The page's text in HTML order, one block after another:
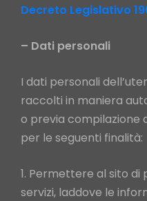
Decreto Legislativo
– Dati personali
I dati personali
raccolti in maniera
o previa compilazione
per le seguenti finalità:
Permettere al sito di
servizi, laddove le